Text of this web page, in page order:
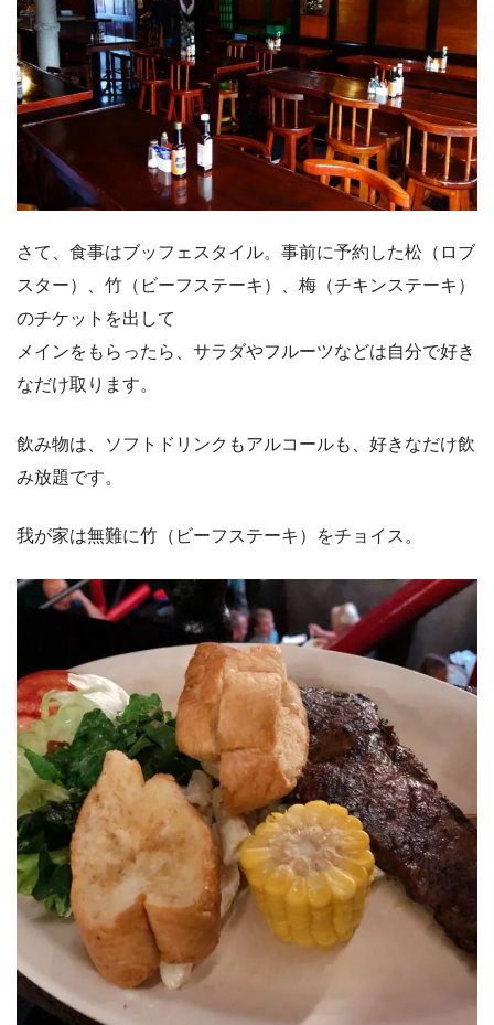
さて、食事はブッフェスタイル。事前に予約した松（ロブ
スター）、竹（ビーフステーキ）、梅（チキンステーキ）
のチケットを出して
メインをもらったら、サラダやフルーツなどは自分で好き
なだけ取ります。
飲み物は、ソフトドリンクもアルコールも、好きなだけ飲
み放題です。
我が家は無難に竹（ビーフステーキ）をチョイス。